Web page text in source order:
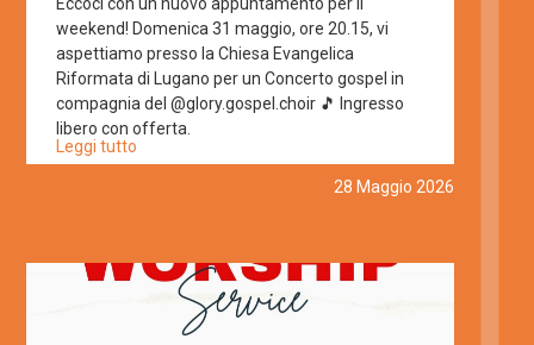
Eccoci con un nuovo appuntamento per il
weekend! Domenica 31 maggio, ore 20.15, vi
aspettiamo presso la Chiesa Evangelica
Riformata di Lugano per un Concerto gospel in
compagnia del @glory.gospel.choir 🎵 Ingresso
libero con offerta.
Leggi tutto
28 Maggio 2026